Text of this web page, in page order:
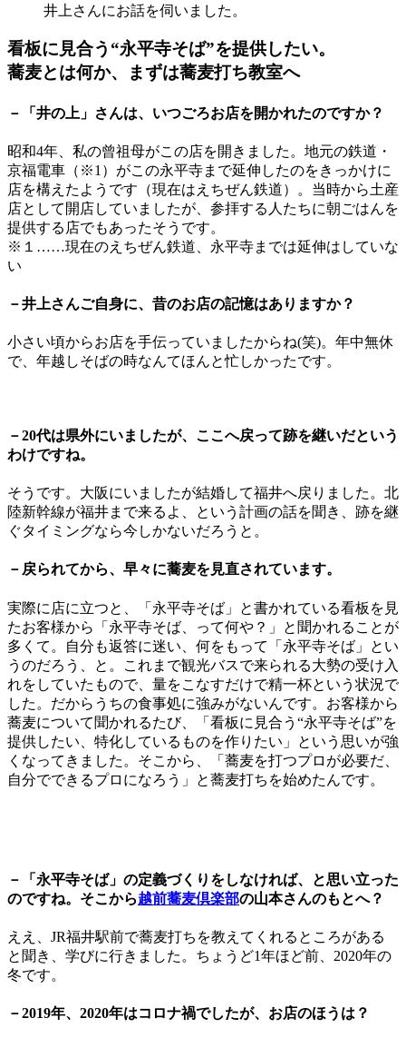
井上さんにお話を伺いました。
看板に見合う“永平寺そば”を提供したい。
蕎麦とは何か、まずは蕎麦打ち教室へ
－「井の上」さんは、いつごろお店を開かれたのですか？
昭和4年、私の曾祖母がこの店を開きました。地元の鉄道・
京福電車（※1）がこの永平寺まで延伸したのをきっかけに
店を構えたようです（現在はえちぜん鉄道）。当時から土産
店として開店していましたが、参拝する人たちに朝ごはんを
提供する店でもあったそうです。
※１……現在のえちぜん鉄道、永平寺までは延伸はしていな
い
－井上さんご自身に、昔のお店の記憶はありますか？
小さい頃からお店を手伝っていましたからね(笑)。年中無休
で、年越しそばの時なんてほんと忙しかったです。
－20代は県外にいましたが、ここへ戻って跡を継いだという
わけですね。
そうです。大阪にいましたが結婚して福井へ戻りました。北
陸新幹線が福井まで来るよ、という計画の話を聞き、跡を継
ぐタイミングなら今しかないだろうと。
－戻られてから、早々に蕎麦を見直されています。
実際に店に立つと、「永平寺そば」と書かれている看板を見
たお客様から「永平寺そば、って何や？」と聞かれることが
多くて。自分も返答に迷い、何をもって「永平寺そば」とい
うのだろう、と。これまで観光バスで来られる大勢の受け入
れをしていたもので、量をこなすだけで精一杯という状況で
した。だからうちの食事処に強みがないんです。お客様から
蕎麦について聞かれるたび、「看板に見合う“永平寺そば”を
提供したい、特化しているものを作りたい」という思いが強
くなってきました。そこから、「蕎麦を打つプロが必要だ、
自分でできるプロになろう」と蕎麦打ちを始めたんです。
－「永平寺そば」の定義づくりをしなければ、と思い立った
のですね。そこから越前蕎麦倶楽部の山本さんのもとへ？
ええ、JR福井駅前で蕎麦打ちを教えてくれるところがある
と聞き、学びに行きました。ちょうど1年ほど前、2020年の
冬です。
－2019年、2020年はコロナ禍でしたが、お店のほうは？